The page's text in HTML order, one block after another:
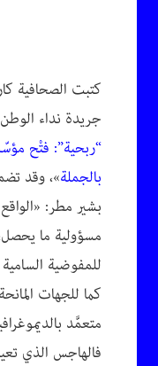
كتبت الصحافية
جريدة نداء
“ربحية”: فتْح
بالجملة»، وقد
بشير مطر:
مسؤولية ما يحصل،
للمفوضية
كما للجهات
متعمَّد
فالهاجس الذي